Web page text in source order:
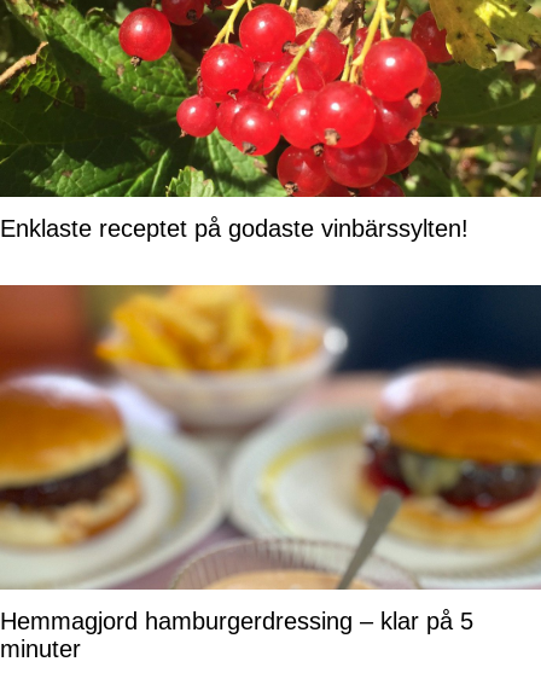
Enklaste receptet på godaste vinbärssylten!
Hemmagjord hamburgerdressing – klar på 5
minuter